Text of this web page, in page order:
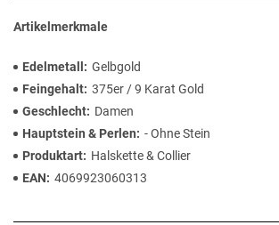
Artikelmerkmale
Edelmetall
Gelbgold
Feingehalt 375er / 9 Karat Gold
Geschlecht
Damen
Hauptstein & Perlen
- Ohne Stein
Produktart
Halskette & Collier
EAN
4069923060313